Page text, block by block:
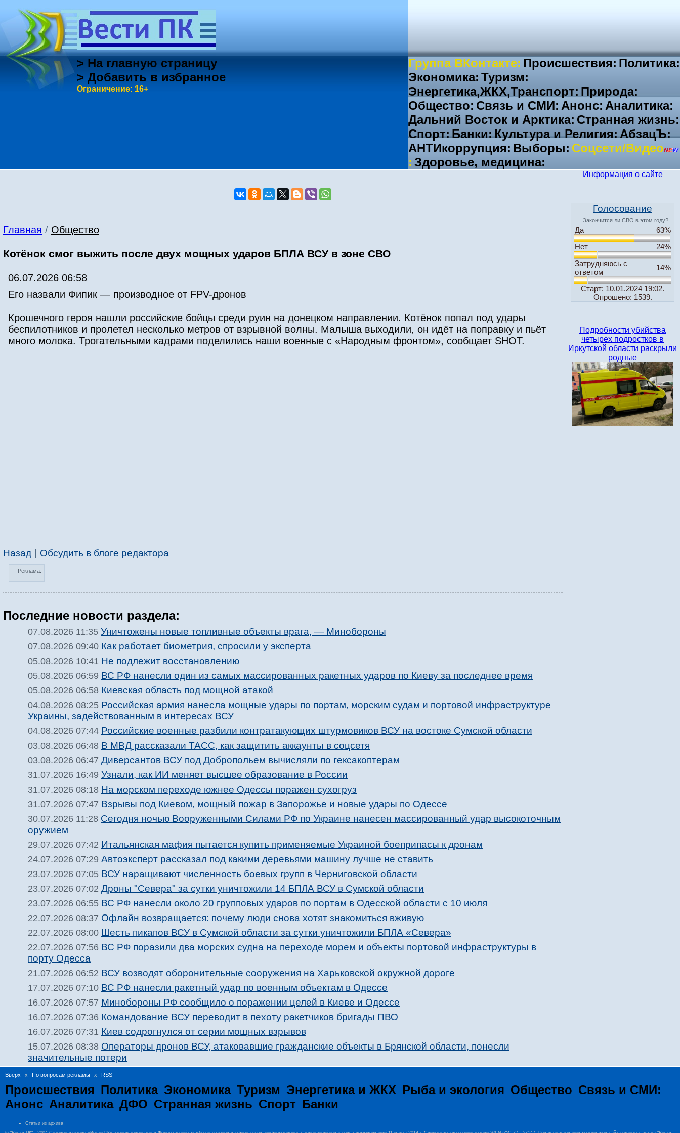
> На главную страницу
> Добавить в избранное
Ограничение: 16+
Группа ВКонтакте: Происшествия: Политика:
Экономика: Туризм:
Энергетика,ЖКХ,Транспорт: Природа:
Общество: Связь и СМИ: Анонс: Аналитика:
Дальний Восток и Арктика: Странная жизнь:
Спорт:Банки:Культура и Религия:АбзацЪ:
АНТИкоррупция: Выборы: Соцсети/Видео
: Здоровье, медицина:
Главная / Общество
Котёнок смог выжить после двух мощных ударов БПЛА ВСУ в зоне СВО
06.07.2026 06:58
Его назвали Фипик — производное от FPV-дронов
Крошечного героя нашли российские бойцы среди руин на донецком направлении. Котёнок попал под удары
беспилотников и пролетел несколько метров от взрывной волны. Малыша выходили, он идёт на поправку и пьёт
много молока. Трогательными кадрами поделились наши военные с «Народным фронтом», сообщает SHOT.
Назад Обсудить в блоге редактора
Реклама:
Последние новости раздела:
07.08.2026 11:35 Уничтожены новые топливные объекты врага, — Минобороны
07.08.2026 09:40 Как работает биометрия, спросили у эксперта
05.08.2026 10:41 Не подлежит восстановлению
05.08.2026 06:59 ВС РФ нанесли один из самых массированных ракетных ударов по Киеву за последнее время
05.08.2026 06:58 Киевская область под мощной атакой
04.08.2026 08:25 Российская армия нанесла мощные удары по портам, морским судам и портовой инфраструктуре
Украины, задействованным в интересах ВСУ
04.08.2026 07:44 Российские военные разбили контратакующих штурмовиков ВСУ на востоке Сумской области
03.08.2026 06:48 В МВД рассказали ТАСС, как защитить аккаунты в соцсетя
03.08.2026 06:47 Диверсантов ВСУ под Добропольем вычисляли по гексакоптерам
31.07.2026 16:49 Узнали, как ИИ меняет высшее образование в России
31.07.2026 08:18 На морском переходе южнее Одессы поражен сухогруз
31.07.2026 07:47 Взрывы под Киевом, мощный пожар в Запорожье и новые удары по Одессе
30.07.2026 11:28 Сегодня ночью Вооруженными Силами РФ по Украине нанесен массированный удар высокоточным
оружием
29.07.2026 07:42 Итальянская мафия пытается купить применяемые Украиной боеприпасы к дронам
24.07.2026 07:29 Автоэксперт рассказал под какими деревьями машину лучше не ставить
23.07.2026 07:05 ВСУ наращивают численность боевых групп в Черниговской области
23.07.2026 07:02 Дроны "Севера" за сутки уничтожили 14 БПЛА ВСУ в Сумской области
23.07.2026 06:55 ВС РФ нанесли около 20 групповых ударов по портам в Одесской области с 10 июля
22.07.2026 08:37 Офлайн возвращается: почему люди снова хотят знакомиться вживую
22.07.2026 08:00 Шесть пикапов ВСУ в Сумской области за сутки уничтожили БПЛА «Севера»
22.07.2026 07:56 ВС РФ поразили два морских судна на переходе морем и объекты портовой инфраструктуры в
порту Одесса
21.07.2026 06:52 ВСУ возводят оборонительные сооружения на Харьковской окружной дороге
17.07.2026 07:10 ВС РФ нанесли ракетный удар по военным объектам в Одессе
16.07.2026 07:57 Минобороны РФ сообщило о поражении целей в Киеве и Одессе
16.07.2026 07:36 Командование ВСУ переводит в пехоту ракетчиков бригады ПВО
16.07.2026 07:31 Киев содрогнулся от серии мощных взрывов
15.07.2026 08:38 Операторы дронов ВСУ, атаковавшие гражданские объекты в Брянской области, понесли
значительные потери
Информация о сайте
Голосование
Закончится ли СВО в этом году?
Да
63%
Нет
24%
Затрудняюсь с
ответом
14%
Старт: 10.01.2024 19:02.
Опрошено: 1539.
Подробности убийства
четырех подростков в
Иркутской области раскрыли
родные
Вверх x По вопросам рекламы x RSS
Происшествия : Политика: Экономика: Туризм : Энергетика и ЖКХ : Рыба и экология : Общество : Связь и СМИ: :
Анонс : Аналитика: ДФО : Странная жизнь : Спорт : Банки :
Статьи из архива